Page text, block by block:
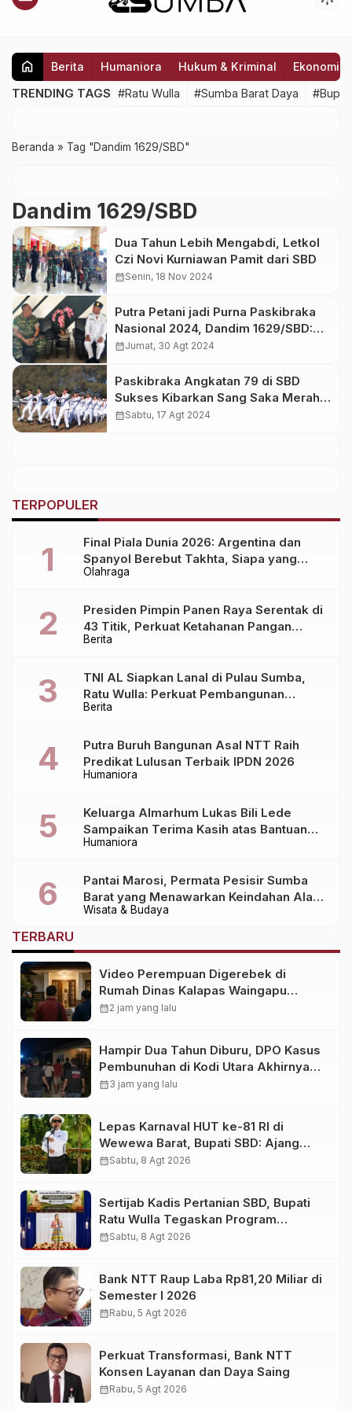
home Berita Humaniora Hukum & Kriminal Ekonomi
TRENDING TAGS #Ratu Wulla #Sumba Barat Daya
Beranda » Tag "Dandim 1629/SBD"
Dandim 1629/SBD
Dua Tahun Lebih Mengabdi, Letkol
Czi Novi Kurniawan Pamit dari SBD
calendar_monthSenin, 18 Nov 2024
Putra Petani jadi Purna Paskibraka
Nasional 2024, Dandim 1629/SBD:
Label Ini Tidak Lepas Sampai
calendar_monthJumat, 30 Agt 2024
Paskibraka Angkatan 79 di SBD
Sukses Kibarkan Sang Saka Merah
Putih, Dandim 1629/SBD Beri
calendar_monthSabtu, 17 Agt 2024
TERPOPULER
Olahraga
Final Piala Dunia 2026: Argentina dan
Spanyol Berebut Takhta, Siapa yang
Lebih Siap?
Berita
Presiden Pimpin Panen Raya Serentak di
43 Titik, Perkuat Ketahanan Pangan
Nasional
Berita
TNI AL Siapkan Lanal di Pulau Sumba,
Ratu Wulla: Perkuat Pembangunan
Daerah!
Humaniora
Putra Buruh Bangunan Asal NTT Raih
Predikat Lulusan Terbaik IPDN 2026
Humaniora
Keluarga Almarhum Lukas Bili Lede
Sampaikan Terima Kasih atas Bantuan
Berbagai Pihak dalam Pemulangan
Wisata & Budaya
Pantai Marosi, Permata Pesisir Sumba
Barat yang Menawarkan Keindahan Alam
Alami
TERBARU
Video Perempuan Digerebek di
Rumah Dinas Kalapas Waingapu
Kembali Viral, Ini Faktanya
calendar_month2 jam yang lalu
Hampir Dua Tahun Diburu, DPO Kasus
Pembunuhan di Kodi Utara Akhirnya
Ditangkap
calendar_month3 jam yang lalu
Lepas Karnaval HUT ke-81 RI di
Wewewa Barat, Bupati SBD: Ajang
Memperkuat Persaudaraan!
calendar_monthSabtu, 8 Agt 2026
Sertijab Kadis Pertanian SBD, Bupati
Ratu Wulla Tegaskan Program
Strategis Harus Berlanjut
calendar_monthSabtu, 8 Agt 2026
Bank NTT Raup Laba Rp81,20 Miliar di
Semester I 2026
calendar_monthRabu, 5 Agt 2026
Perkuat Transformasi, Bank NTT
Konsen Layanan dan Daya Saing
calendar_monthRabu, 5 Agt 2026